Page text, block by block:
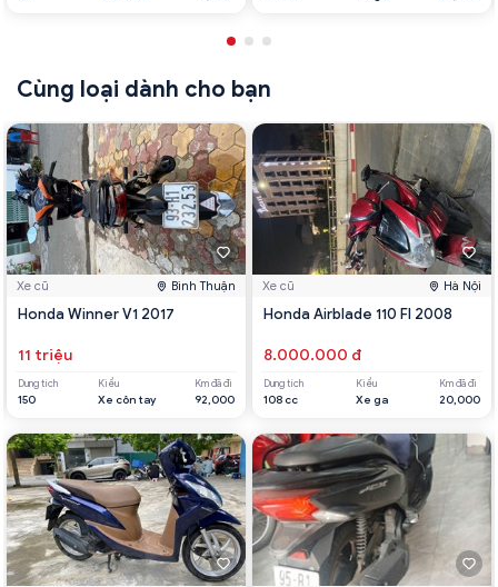
Cùng loại dành cho bạn
Xe cũ Bình Thuận
Honda Winner V1 2017
11 triệu
Dung tích
150
Kiểu
Xe côn tay
Km đã đi
92,000
Xe cũ Hà Nội
Honda Airblade 110 FI 2008
8.000.000 đ
Dung tích
108 cc
Kiểu
Xe ga
Km đã đi
20,000